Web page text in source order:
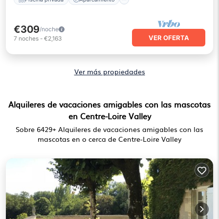
€309/noche
7 noches - €2,163 VER OFERTA
Ver más propiedades
Alquileres de vacaciones amigables con las mascotas
en Centre-Loire Valley
Sobre 6429+ Alquileres de vacaciones amigables con las
mascotas en o cerca de Centre-Loire Valley